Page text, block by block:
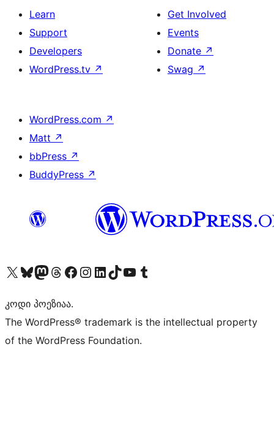
Learn
Support
Developers
WordPress.tv ↗
Get Involved
Events
Donate ↗
Swag ↗
WordPress.com ↗
Matt ↗
bbPress ↗
BuddyPress ↗
Visit our X (formerly Twitter) account
Visit our Bluesky account
Visit our Mastodon account
Visit our Threads account
Visit our Facebook page
Visit our Instagram account
Visit our LinkedIn account
Visit our TikTok account
Visit our YouTube channel
Visit our Tumblr account
კოდი პოეზიაა.
The WordPress® trademark is the intellectual property
of the WordPress Foundation.